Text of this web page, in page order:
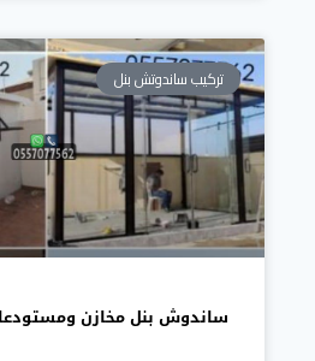
تركيب ساندوتش بنل
ساندوش بنل مخازن